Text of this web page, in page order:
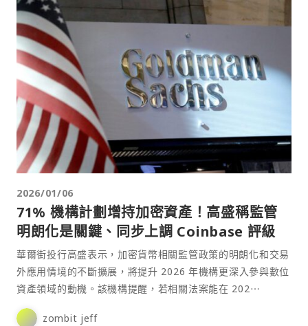
2026/01/06
71% 機構計劃增持加密資產！高盛稱監管
明朗化是關鍵、同步上調 Coinbase 評級
華爾街投行高盛表示，加密貨幣相關監管政策的明朗化和交易
外應用情境的不斷擴展，將提升 2026 年機構更深入參與數位
資產領域的動機。該機構提醒，若相關法案能在 202⋯
zombit jeff